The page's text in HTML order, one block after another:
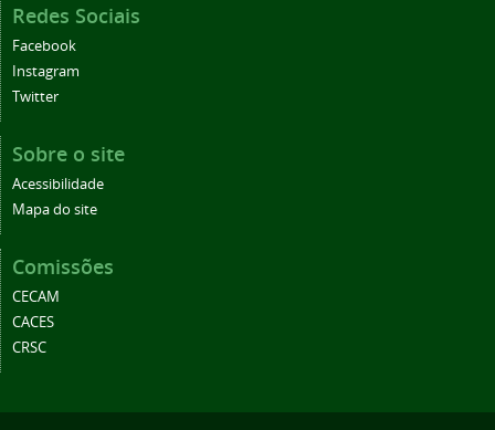
Redes Sociais
Facebook
Instagram
Twitter
Sobre o site
Acessibilidade
Mapa do site
Comissões
CECAM
CACES
CRSC